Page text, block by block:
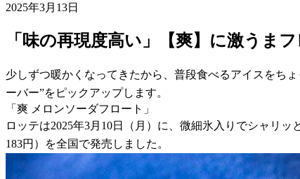
2025年3月13日
「味の再現度高い」【爽】に激うま
少しずつ暖かくなってきたから、普段食べるアイスをち
ーバー”をピックアップします。
「爽 メロンソーダフロート」
ロッテは2025年3月10日（月）に、微細氷入りでシャリ
183円）を全国で発売しました。